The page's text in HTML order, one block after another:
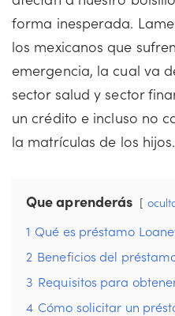
forma inesperada.
los mexicanos que
emergencia, la cual va
sector salud y sector
un crédito e incluso no
la matrículas de los hijos.
Que aprenderás
1 Qué es préstamo
2 Beneficios del
3 Requisitos para
4 Cómo solicitar un